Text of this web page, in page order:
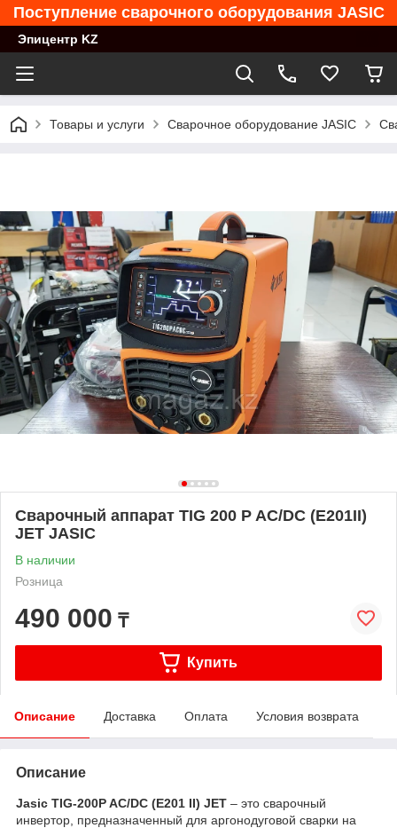
Поступление сварочного оборудования JASIC
Эпицентр KZ
Товары и услуги Сварочное оборудование JASIC
Сварочный аппарат TIG 200 P AC/DC (E201II)
JET JASIC
В наличии
Розница
490 000 ₸
Купить
Описание Доставка Оплата Условия возврата
Описание
Jasic TIG-200P AC/DC (E201 II) JET – это сварочный
инвертор, предназначенный для аргонодуговой сварки на